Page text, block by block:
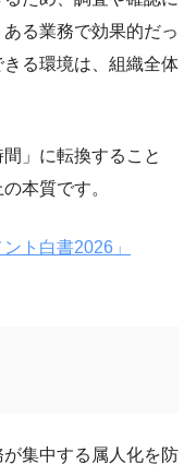
る業務で効果的だっ
る環境は、組織全体
」に転換すること
本質です。
ト白書2026」
集中する属人化を防